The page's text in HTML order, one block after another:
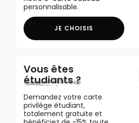
personnalisable.
JE CHOISIS
Vous êtes
étudiants ?
Demandez votre carte
privilège étudiant,
totalement gratuite et